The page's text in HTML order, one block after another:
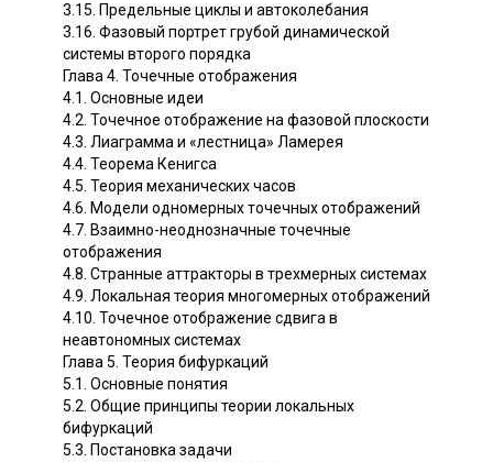
3.15. Предельные циклы и автоколебания
3.16. Фазовый портрет грубой динамической
системы второго порядка
Глава 4. Точечные отображения
4.1. Основные идеи
4.2. Точечное отображение на фазовой плоскости
4.3. Лиаграмма и «лестница» Ламерея
4.4. Теорема Кенигса
4.5. Теория механических часов
4.6. Модели одномерных точечных отображений
4.7. Взаимно-неоднозначные точечные
отображения
4.8. Странные аттракторы в трехмерных системах
4.9. Локальная теория многомерных отображений
4.10. Точечное отображение сдвига в
неавтономных системах
Глава 5. Теория бифуркаций
5.1. Основные понятия
5.2. Общие принципы теории локальных
бифуркаций
5.3. Постановка задачи